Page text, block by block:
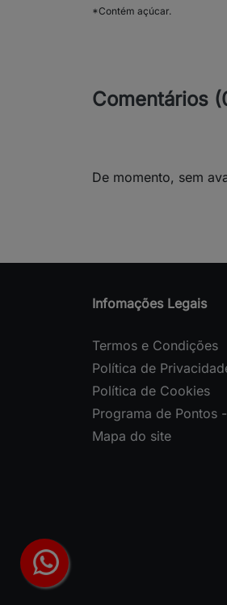
*Contém açúcar.
Comentários
De momento, sem
Infomações Legais
Termos e Condições
Política de
Política de Cookies
Programa de Pontos
Mapa do site